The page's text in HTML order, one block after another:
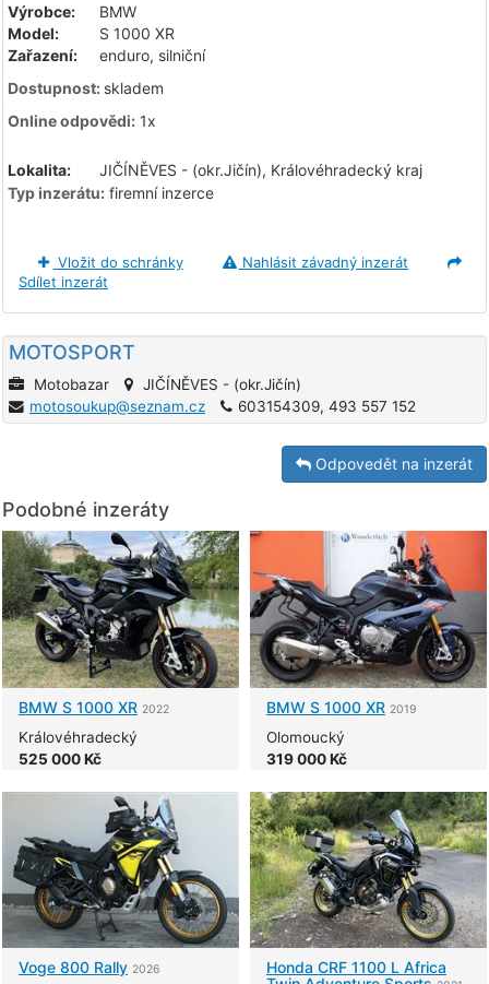
Výrobce:
BMW
Model:
S 1000 XR
Zařazení:
enduro, silniční
Dostupnost: skladem
Online odpovědi: 1x
Lokalita:
JIČÍNĚVES - (okr.Jičín), Královéhradecký kraj
Typ inzerátu: firemní inzerce
Vložit do schránky
Nahlásit závadný inzerát
Sdílet inzerát
MOTOSPORT
Motobazar
JIČÍNĚVES - (okr.Jičín)
motosoukup@seznam.cz
603154309, 493 557 152
Odpovedět na inzerát
Podobné inzeráty
BMW S 1000 XR 2022
Královéhradecký
525 000 Kč
BMW S 1000 XR 2019
Olomoucký
319 000 Kč
Voge 800 Rally 2026 Honda CRF 1100 L Africa